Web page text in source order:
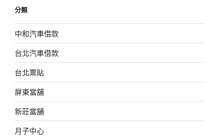
分類
中和汽車借款
台北汽車借款
台北票貼
屏東當舖
新莊當舖
月子中心